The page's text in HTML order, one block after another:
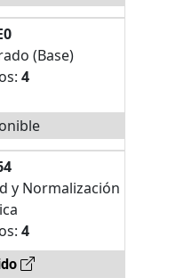
(Base)
4
y Normalización
4